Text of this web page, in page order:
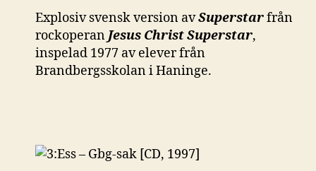
Explosiv svensk version avSuperstarfrån
rockoperan Jesus Christ Superstar,
inspelad 1977 av elever från
Brandbergsskolan i Haninge.